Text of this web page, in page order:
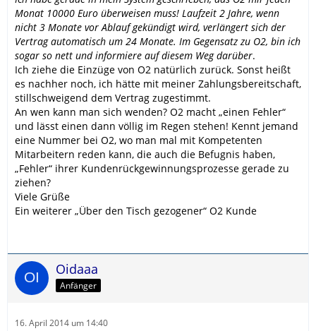
Monat 10000 Euro überweisen muss! Laufzeit 2 Jahre, wenn
nicht 3 Monate vor Ablauf gekündigt wird, verlängert sich der
Vertrag automatisch um 24 Monate. Im Gegensatz zu O2, bin ich
sogar so nett und informiere auf diesem Weg darüber.
Ich ziehe die Einzüge von O2 natürlich zurück. Sonst heißt
es nachher noch, ich hätte mit meiner Zahlungsbereitschaft,
stillschweigend dem Vertrag zugestimmt.
An wen kann man sich wenden? O2 macht „einen Fehler“
und lässt einen dann völlig im Regen stehen! Kennt jemand
eine Nummer bei O2, wo man mal mit Kompetenten
Mitarbeitern reden kann, die auch die Befugnis haben,
„Fehler“ ihrer Kundenrückgewinnungsprozesse gerade zu
ziehen?
Viele Grüße
Ein weiterer „Über den Tisch gezogener“ O2 Kunde
Oidaaa
Anfänger
16. April 2014 um 14:40